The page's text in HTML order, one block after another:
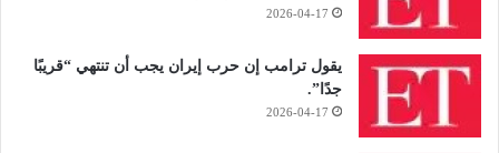
2026-04-17
يقول ترامب إن حرب إيران يجب أن تنتهي “قريبًا
جدًا”.
2026-04-17